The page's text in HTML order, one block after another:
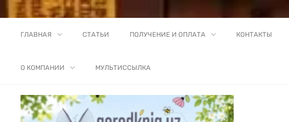
ГЛАВНАЯ СТАТЬИ ПОЛУЧЕНИЕ И ОПЛАТА КОНТАКТЫ
О КОМПАНИИ МУЛЬТИССЫЛКА